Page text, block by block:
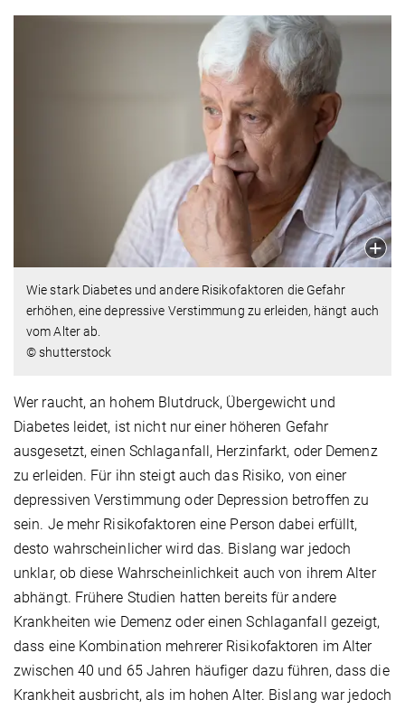
Wie stark Diabetes und andere Risikofaktoren die Gefahr
erhöhen, eine depressive Verstimmung zu erleiden, hängt auch
vom Alter ab.
© shutterstock
Wer raucht, an hohem Blutdruck, Übergewicht und
Diabetes leidet, ist nicht nur einer höheren Gefahr
ausgesetzt, einen Schlaganfall, Herzinfarkt, oder Demenz
zu erleiden. Für ihn steigt auch das Risiko, von einer
depressiven Verstimmung oder Depression betroffen zu
sein. Je mehr Risikofaktoren eine Person dabei erfüllt,
desto wahrscheinlicher wird das. Bislang war jedoch
unklar, ob diese Wahrscheinlichkeit auch von ihrem Alter
abhängt. Frühere Studien hatten bereits für andere
Krankheiten wie Demenz oder einen Schlaganfall gezeigt,
dass eine Kombination mehrerer Risikofaktoren im Alter
zwischen 40 und 65 Jahren häufiger dazu führen, dass die
Krankheit ausbricht, als im hohen Alter. Bislang war jedoch